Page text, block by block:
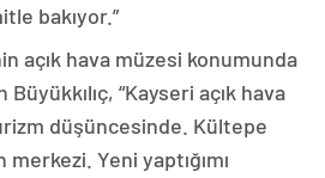
bakıyor.”
açık hava müzesi konumunda
“Kayseri açık hava
düşüncesinde. Kültepe
Yeni yaptığımı